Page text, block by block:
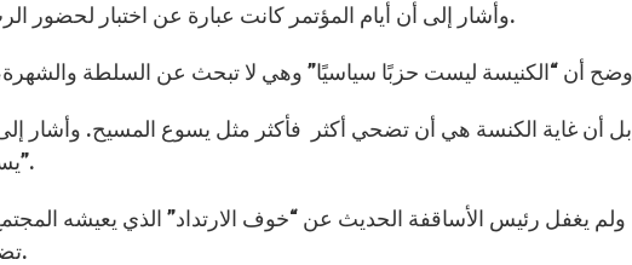
وأشار إلى أن أيام المؤتمر كانت عبارة عن اختبار لحضور الرب وإصغاء لقصة حضور يسوع في كنيسة الهند.
بل أن غاية الكنسة هي أن تضحي أكثر فأكثر مثل يسوع المسيح. وأشار إلى
يسوع، يجب عليهم أن يكونوا أيضًا رسالة معاشة”.
ولم يغفل رئيس الأساقفة الحديث عن “خوف الارتداد” الذي يعيشه
تضغط للمصادقة على قانون يمنع الارتداد الديني.